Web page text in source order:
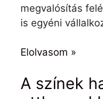
megvalósítás
is egyéni
Elolvasom »
A színek